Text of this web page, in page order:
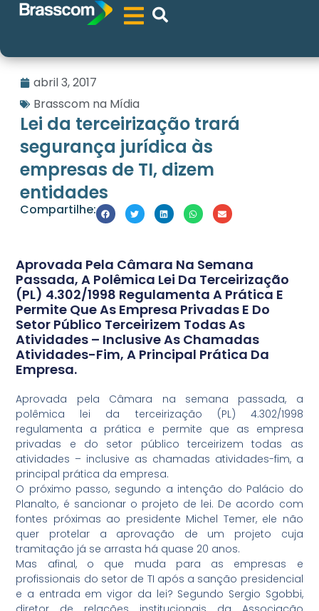
abril 3, 2017
Brasscom na Mídia
Lei da terceirização trará
segurança jurídica às
empresas de TI, dizem
entidades
Compartilhe:
Aprovada Pela Câmara Na Semana
Passada, A Polêmica Lei Da Terceirização
(PL) 4.302/1998 Regulamenta A Prática E
Permite Que As Empresa Privadas E Do
Setor Público Terceirizem Todas As
Atividades – Inclusive As Chamadas
Atividades-Fim, A Principal Prática Da
Empresa.
Aprovada pela Câmara na semana passada, a
polêmica lei da terceirização (PL) 4.302/1998
regulamenta a prática e permite que as empresa
privadas e do setor público terceirizem todas as
atividades – inclusive as chamadas atividades-fim, a
principal prática da empresa.
O próximo passo, segundo a intenção do Palácio do
Planalto, é sancionar o projeto de lei. De acordo com
fontes próximas ao presidente Michel Temer, ele não
quer protelar a aprovação de um projeto cuja
tramitação já se arrasta há quase 20 anos.
Mas afinal, o que muda para as empresas e
profissionais do setor de TI após a sanção presidencial
e a entrada em vigor da lei? Segundo Sergio Sgobbi,